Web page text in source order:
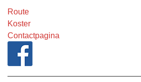
Route
Koster
Contactpagina